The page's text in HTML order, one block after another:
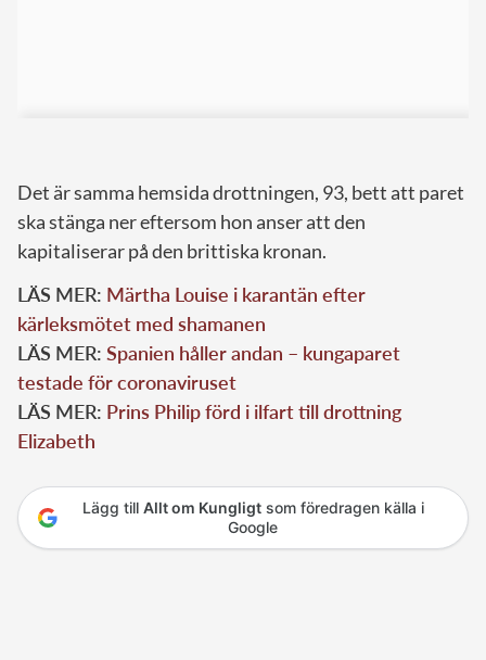
Det är samma hemsida drottningen, 93, bett att paret
ska stänga ner eftersom hon anser att den
kapitaliserar på den brittiska kronan.
LÄS MER: Märtha Louise i karantän efter
kärleksmötet med shamanen
LÄS MER: Spanien håller andan – kungaparet
testade för coronaviruset
LÄS MER: Prins Philip förd i ilfart till drottning
Elizabeth
Lägg till Allt om Kungligtsom föredragen källa i
Google